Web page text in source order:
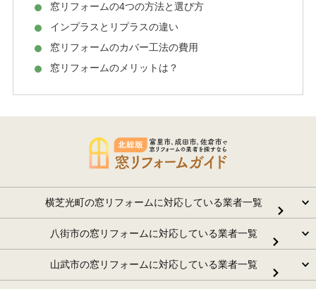
窓リフォームの4つの方法と選び方
インプラスとリプラスの違い
窓リフォームのカバー工法の費用
窓リフォームのメリットは？
横芝光町の窓リフォームに対応している業者一覧
八街市の窓リフォームに対応している業者一覧
山武市の窓リフォームに対応している業者一覧